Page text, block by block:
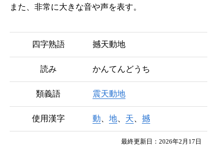
また、非常に大きな音や声を表す。
四字熟語 撼天動地
読み かんてんどうち
類義語 震天動地
使用漢字 動、 地、 天、 撼
最終更新日：2026年2月17日